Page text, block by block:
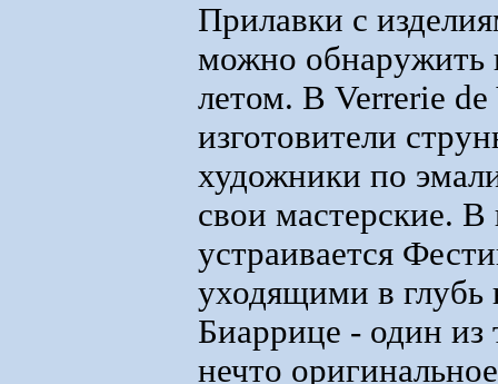
Прилавки с
можно обнаружить
летом. В Verrerie
изготовители
художники по
свои мастерские.
устраивается
уходящими в глубь
Биаррице - один из
нечто